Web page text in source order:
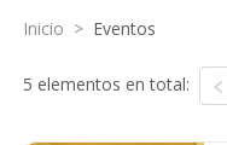
Inicio > Eventos
5 elementos en total: